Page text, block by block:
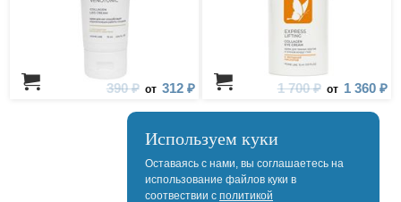
390 ₽ от 312 ₽ 1 700 ₽ от 1 360 ₽
Используем куки
Оставаясь с нами, вы соглашаетесь на
использование файлов куки в
соотвествии с политикой